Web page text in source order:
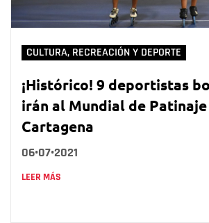
CULTURA, RECREACIÓN Y DEPORTE
¡Histórico! 9 deportistas
irán al Mundial de
Cartagena
06•07•2021
LEER MÁS